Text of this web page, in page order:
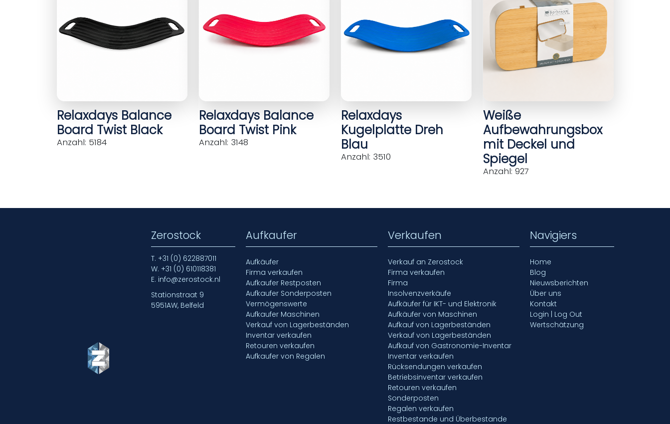
Relaxdays Balance
Board Twist Black
Anzahl: 5184
Relaxdays Balance
Board Twist Pink
Anzahl: 3148
Relaxdays
Kugelplatte Dreh
Blau
Anzahl: 3510
Weiße
Aufbewahrungsbox
mit Deckel und
Spiegel
Anzahl: 927
Zerostock
T. +31 (0) 622887011
W. +31 (0) 610118381
E. info@zerostock.nl
Stationstraat 9
5951AW, Belfeld
Aufkaufer
Aufkäufer
Firma verkaufen
Aufkaufer Restposten
Aufkaufer Sonderposten
Vermögenswerte
Aufkaufer Maschinen
Verkauf von Lagerbeständen
Inventar verkaufen
Retouren verkaufen
Aufkaufer von Regalen
Verkaufen
Verkauf an Zerostock
Firma verkaufen
Firma
Insolvenzverkäufe
Aufkäufer für IKT- und Elektronik
Aufkäufer von Maschinen
Aufkauf von Lagerbeständen
Verkauf von Lagerbeständen
Aufkauf von Gastronomie-Inventar
Inventar verkaufen
Rücksendungen verkaufen
Betriebsinventar verkaufen
Retouren verkaufen
Sonderposten
Regalen verkaufen
Restbestande und Überbestande
Navigiers
Home
Blog
Nieuwsberichten
Über uns
Kontakt
Login | Log Out
Wertschätzung